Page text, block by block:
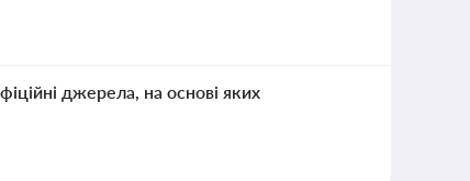
джерела, на основі яких